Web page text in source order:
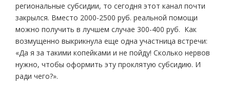
региональные субсидии, то сегодня этот канал почти
закрылся. Вместо 2000-2500 руб. реальной помощи
можно получить в лучшем случае 300-400 руб. Как
возмущенно выкрикнула еще одна участница встречи:
«Да я за такими копейками и не пойду! Сколько нервов
нужно, чтобы оформить эту проклятую субсидию. И
ради чего?».